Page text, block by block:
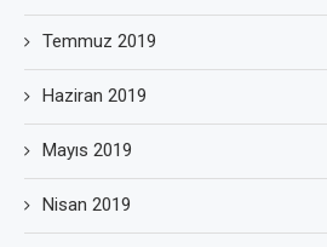
Temmuz 2019
Haziran 2019
Mayıs 2019
Nisan 2019